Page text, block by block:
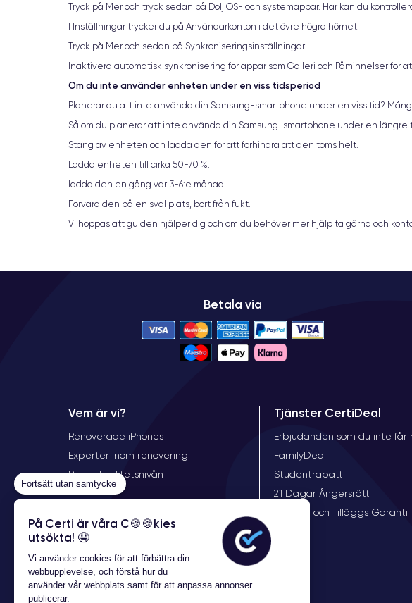
Tryck på Mer och tryck sedan på Dölj OS- och systemappar. Här kan du
I Inställningar trycker du på Användarkonton i det övre högra hörnet.
Tryck på Mer och sedan på Synkroniseringsinställningar.
Inaktivera automatisk synkronisering för appar som Galleri och Påminnelser för
Om du inte använder enheten under en viss tidsperiod
Planerar du att inte använda din Samsung-smartphone under en viss tid?
Så om du planerar att inte använda din Samsung-smartphone under en längre
Stäng av enheten och ladda den för att förhindra att den töms helt.
Ladda enheten till cirka 50-70 %.
ladda den en gång var 3-6:e månad
Förvara den på en sval plats, bort från fukt.
Vi hoppas att guiden hjälper dig och om du behöver mer hjälp ta gärna och
Betala via
Vem är vi?
Renoverade iPhones
Experter inom renovering
Priset, kvalitetsnivån
Tjänster CertiDeal
Erbjudanden som du inte får
FamilyDeal
Studentrabatt
21 Dagar Ångersrätt
Garanti och Tilläggs Garanti
Fortsätt utan samtycke
På Certi är våra C🍪🍪kies
utsökta! 🤤
Vi använder cookies för att förbättra din
webbupplevelse, och förstå hur du
använder vår webbplats samt för att anpassa annonser
publicerar.